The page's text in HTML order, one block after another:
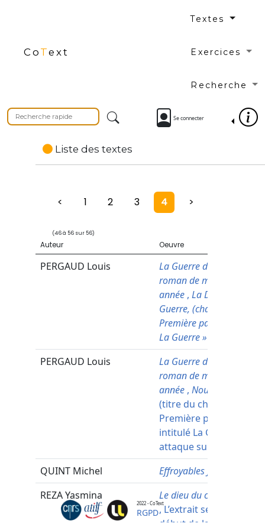
Co Text
Textes
Exercices
Recherche
Se connecter
Liste des textes
< 1 2 3 4 >
(46 à 56 sur 56)
Auteur Oeuvre
PERGAUD Louis
La Guerre des boutons,
roman de ma douzième
année , La Déclaration de
Guerre, (chapitre 1), in
Première partie intitulée «
La Guerre »
PERGAUD Louis
La Guerre des boutons,
roman de ma douzième
année , Nouvelles
(titre du chapitre) in
Première partie : Livre I,
intitulé La Guerre. (Une
attaque surprise)
QUINT Michel Effroyables Jardins
REZAYasmina
Le dieu du carnage
, L’extrait se situe au
début de la pièce. (Une
2022 - CoText
RGPD